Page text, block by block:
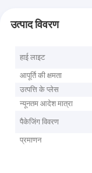
उत्पाद विवरण
हाई लाइट
आपूर्ति की क्षमता
उत्पत्ति के प्लेस
न्यूनतम आदेश मात्रा
पैकेजिंग विवरण
प्रमाणन